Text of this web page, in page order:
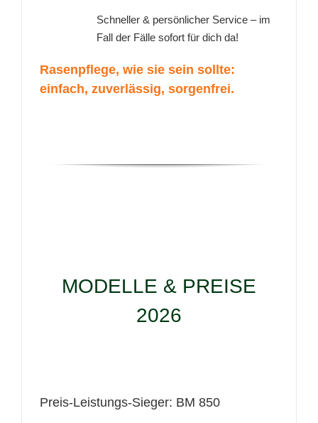
Schneller & persönlicher Service – im
Fall der Fälle sofort für dich da!
Rasenpflege, wie sie sein sollte:
einfach, zuverlässig, sorgenfrei.
MODELLE & PREISE
2026
Preis-Leistungs-Sieger: BM 850